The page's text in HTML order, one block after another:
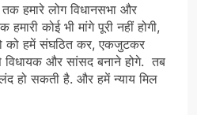
तक हमारे लोग विधानसभा और
कोई भी मांगे पूरी नहीं होगी,
को हमें संघठित कर, एकजुटकर
और सांसद बनाने होगे. तब
हो सकती है. और हमें न्याय मिल